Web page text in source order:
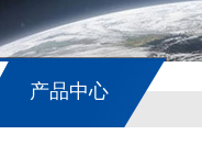
产品中心